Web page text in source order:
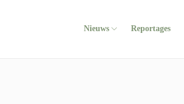
Nieuws Reportages